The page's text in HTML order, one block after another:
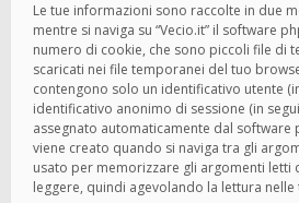
Le tue informazioni sono raccolte in due
mentre si naviga su “Vecio.it” il software
numero di cookie, che sono piccoli file di
scaricati nei file temporanei del tuo
contengono solo un identificativo utente
identificativo anonimo di sessione (in
assegnato automaticamente dal software
viene creato quando si naviga tra gli
usato per memorizzare gli argomenti letti
leggere, quindi agevolando la lettura nelle